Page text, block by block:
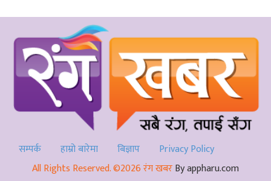
सम्पर्क हाम्रो बारेमा बिज्ञाप
Privacy Policy
All Rights Reserved. ©2026 रंग खबरBy appharu.com